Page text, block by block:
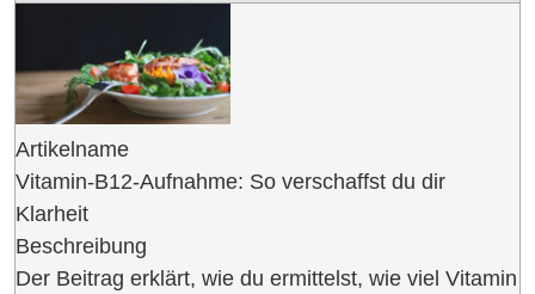
Artikelname
Vitamin-B12-Aufnahme: So verschaffst du dir
Klarheit
Beschreibung
Der Beitrag erklärt, wie du ermittelst, wie viel Vitamin